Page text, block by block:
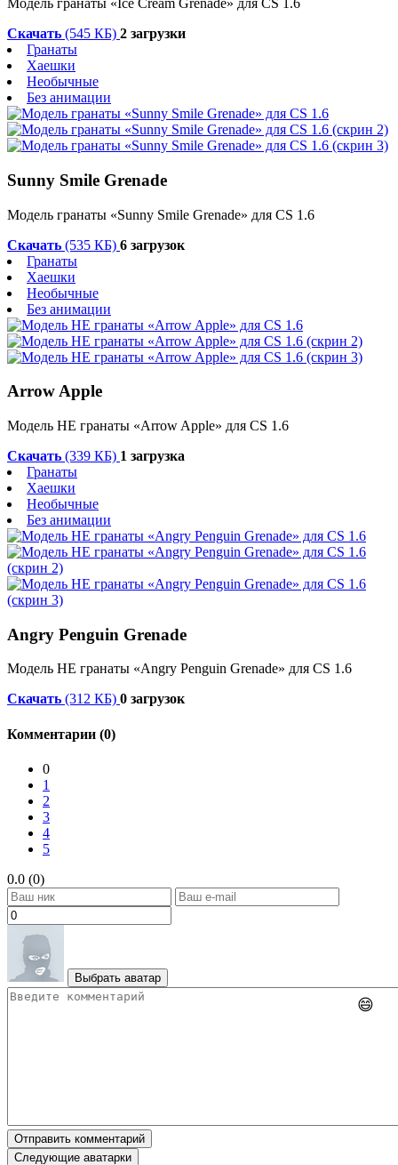
Модель гранаты «Ice Cream Grenade» для CS 1.6
Скачать (545 КБ) 2 загрузки
Гранаты
Хаешки
Необычные
Без анимации
Sunny Smile Grenade
Модель гранаты «Sunny Smile Grenade» для CS 1.6
Скачать (535 КБ) 6 загрузок
Гранаты
Хаешки
Необычные
Без анимации
Arrow Apple
Модель HE гранаты «Arrow Apple» для CS 1.6
Скачать (339 КБ) 1 загрузка
Гранаты
Хаешки
Необычные
Без анимации
Angry Penguin Grenade
Модель HE гранаты «Angry Penguin Grenade» для CS 1.6
Скачать (312 КБ) 0 загрузок
Комментарии (0)
0
1
2
3
4
5
0.0 (0)
Выбрать аватар
😄
Отправить комментарий
Следующие аватарки